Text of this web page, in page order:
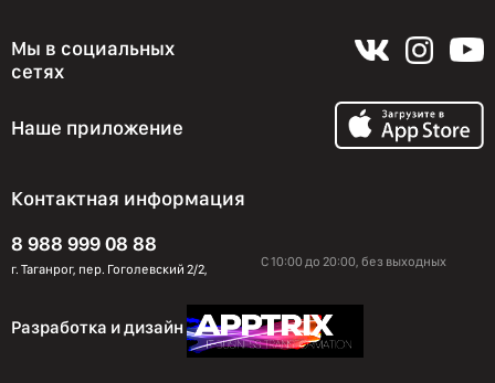
Мы в социальных
сетях
Наше приложение
Контактная информация
8 988 999 08 88
г. Таганрог, пер. Гоголевский 2/2, С 10:00 до 20:00, без выходных
Разработка и дизайн